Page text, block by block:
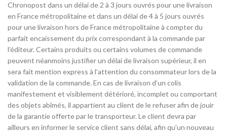
Chronopost dans un délai de 2 à 3 jours ouvrés pour une livraison
en France métropolitaine et dans un délai de 4 à 5 jours ouvrés
pour une livraison hors de France métropolitaine à compter du
parfait encaissement du prix correspondant à la commande par
l’éditeur. Certains produits ou certains volumes de commande
peuvent néanmoins justifier un délai de livraison supérieur, il en
sera fait mention express à l’attention du consommateur lors de la
validation de la commande. En cas de livraison d’un colis
manifestement et visiblement détérioré, incomplet ou comportant
des objets abîmés, il appartient au client de le refuser afin de jouir
de la garantie offerte par le transporteur. Le client devra par
ailleurs en informer le service client sans délai, afin qu’un nouveau